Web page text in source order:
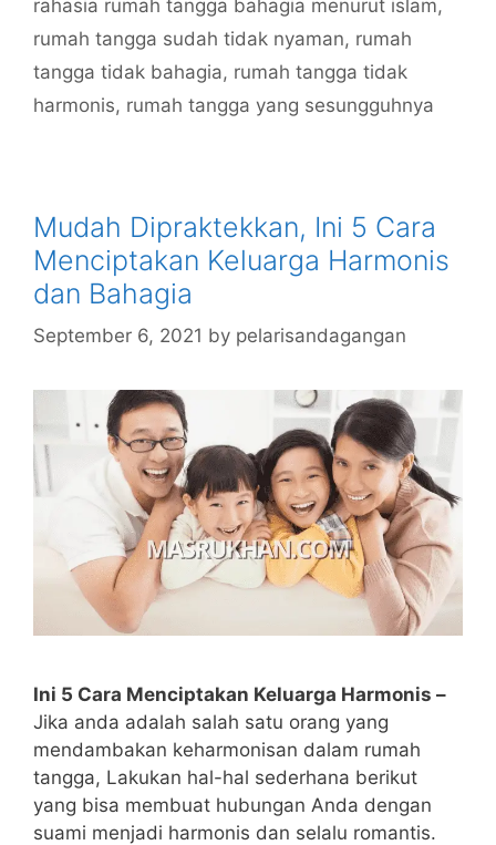
rahasia rumah tangga bahagia menurut islam,
rumah tangga sudah tidak nyaman, rumah
tangga tidak bahagia, rumah tangga tidak
harmonis, rumah tangga yang sesungguhnya
Mudah Dipraktekkan, Ini 5 Cara
Menciptakan Keluarga Harmonis
dan Bahagia
September 6, 2021 by pelarisandagangan
Ini 5 Cara Menciptakan Keluarga Harmonis –
Jika anda adalah salah satu orang yang
mendambakan keharmonisan dalam rumah
tangga, Lakukan hal-hal sederhana berikut
yang bisa membuat hubungan Anda dengan
suami menjadi harmonis dan selalu romantis.